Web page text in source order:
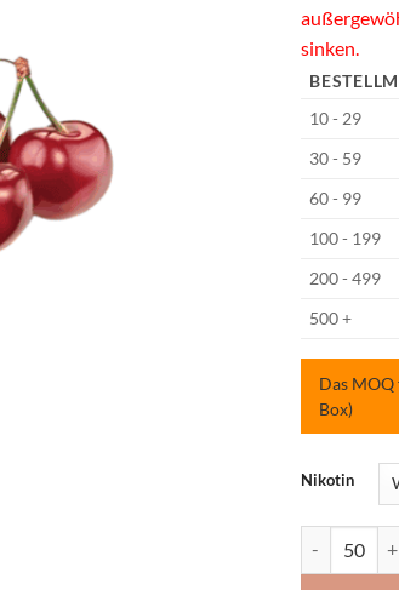
sinken.
10 - 29
30 - 59
60 - 99
100 - 199
200 - 499
500 +
Das MOQ
Box)
Nikotin